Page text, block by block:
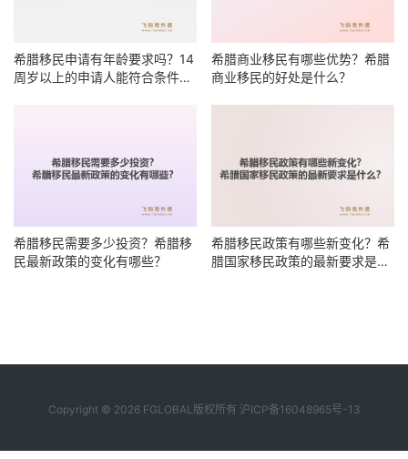
希腊移民申请有年龄要求吗？14
周岁以上的申请人能符合条件
希腊商业移民有哪些优势？希腊
商业移民的好处是什么？
希腊移民需要多少投资？希腊移
民最新政策的变化有哪些？
希腊移民政策有哪些新变化？希
腊国家移民政策的最新要求是什
Copyright © 2026 FGLOBAL版权所有 沪ICP备16048965号-13